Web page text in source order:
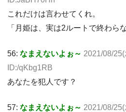
これだけは言わせてくれ。
「月姫は、実は2ルートで終わらな
56: なまえないよぉ～ 2021/08/
ID:/qKbg1RB
あなたを犯人です？
57: なまえないよぉ～ 2021/08/